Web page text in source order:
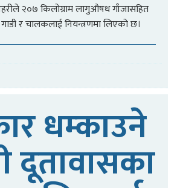
२०७ किलोग्राम लागुऔषध गाँजासहित
र चालकलाई नियन्त्रणमा लिएको छ।
धम्काउने
दूतावासका